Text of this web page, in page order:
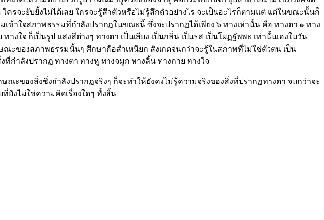
จะยับยั้งไม่ได้เลย ใครจะรู้สึกตัวหรือไม่รู้สึกตัวอย่างไร จะเป็นอะไรก็ตามแต่ แต่ในขณะนั้นก็
าใจสภาพธรรมที่กำลังปรากฏในขณะนี้ ซึ่งจะปรากฏได้เพียง ๖ ทางเท่านั้น คือ ทางตา ๑ ทาง
ใจ ก็เป็นรูป แสงสีต่างๆ ทางตา เป็นเสียง เป็นกลิ่น เป็นรส เป็นโผฏฐัพพะ เท่านั้นเองในวัน
ะของสภาพธรรมนั้นๆ ศึกษาคือสำเหนียก สังเกตจนกว่าจะรู้ในสภาพที่ไม่ใช่ตัวตน เป็น
กำลังปรากฏ ทางตา ทางหู ทางจมูก ทางลิ้น ทางกาย ทางใจ
ณะของสิ่งซึ่งกำลังปรากฏจริงๆ ก็จะทำให้ยังคงไม่รู้ความจริงของสิ่งที่ปรากฏทางตา จนกว่าจะ
ยังไม่ใช่ความคิดเรื่องใดๆ ทั้งสิ้น